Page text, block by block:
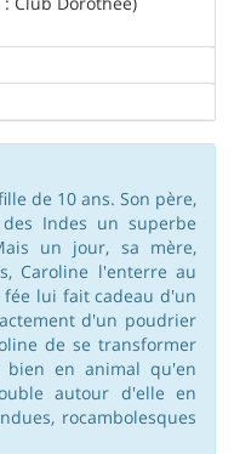
de 10 ans. Son père,
Indes un superbe
un jour, sa mère,
Caroline l'enterre au
lui fait cadeau d'un
d'un poudrier
de se transformer
en animal qu'en
autour d'elle en
rocambolesques